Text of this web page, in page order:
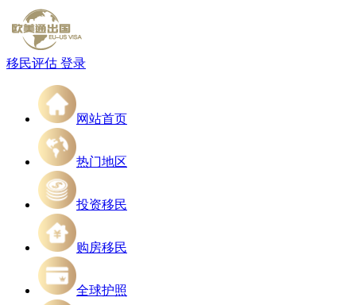
移民评估 登录
网站首页
热门地区
投资移民
购房移民
全球护照